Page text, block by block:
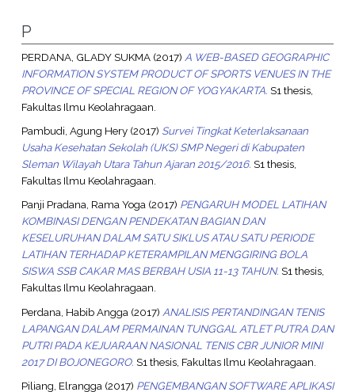
P
PERDANA, GLADY SUKMA(2017) A WEB-BASED GEOGRAPHIC
INFORMATION SYSTEM PRODUCT OF SPORTS VENUES IN THE
PROVINCE OF SPECIAL REGION OF YOGYAKARTA. S1 thesis,
Fakultas Ilmu Keolahragaan.
Pambudi, Agung Hery(2017) Survei Tingkat Keterlaksanaan
Usaha Kesehatan Sekolah (UKS) SMP Negeri di Kabupaten
Sleman Wilayah Utara Tahun Ajaran 2015/2016. S1 thesis,
Fakultas Ilmu Keolahragaan.
Panji Pradana, Rama Yoga(2017) PENGARUH MODEL LATIHAN
KOMBINASI DENGAN PENDEKATAN BAGIAN DAN
KESELURUHAN DALAM SATU SIKLUS ATAU SATU PERIODE
LATIHAN TERHADAP KETERAMPILAN MENGGIRING BOLA
SISWA SSB CAKAR MAS BERBAH USIA 11-13 TAHUN. S1 thesis,
Fakultas Ilmu Keolahragaan.
Perdana, Habib Angga (2017) ANALISIS PERTANDINGAN TENIS
LAPANGAN DALAM PERMAINAN TUNGGAL ATLET PUTRA DAN
PUTRI PADA KEJUARAAN NASIONAL TENIS CBR JUNIOR MINI
2017 DI BOJONEGORO. S1 thesis, Fakultas Ilmu Keolahragaan.
Piliang, Elrangga (2017) PENGEMBANGAN SOFTWARE APLIKASI